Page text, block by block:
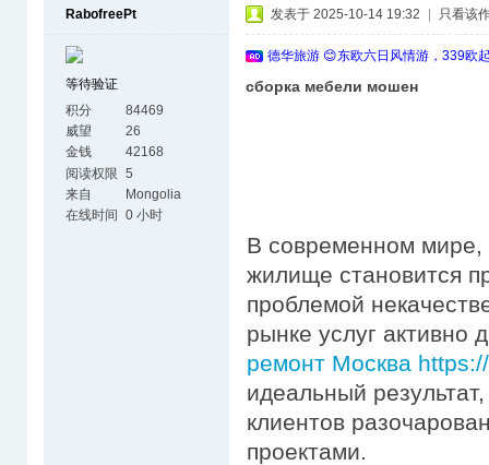
RabofreePt
等待验证
积分
84469
威望
26
金钱
42168
阅读权限 5
来自
Mongolia
在线时间
0 小时
发表于 2025-10-14 19:32 只看该
德华旅游 😊东欧六日风情游，339欧
сборка мебели мошен
В современном мире,
жилище становится
проблемой
рынке услуг
ремонт Москва
идеальный
клиентов
проектами.